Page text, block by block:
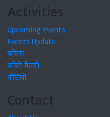
Activities
Upcoming Events
Events Update
फोरम
फोटो गैलरी
वीडियो
Contact